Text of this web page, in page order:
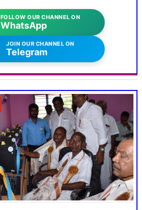
FOLLOW OUR CHANNEL ON
WhatsApp
JOIN OUR CHANNEL ON
Telegram